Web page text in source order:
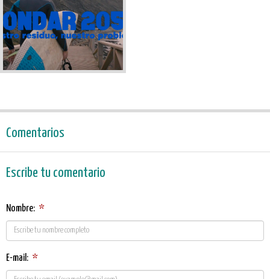
Comentarios
Escribe tu comentario
Nombre: *
E-mail: *